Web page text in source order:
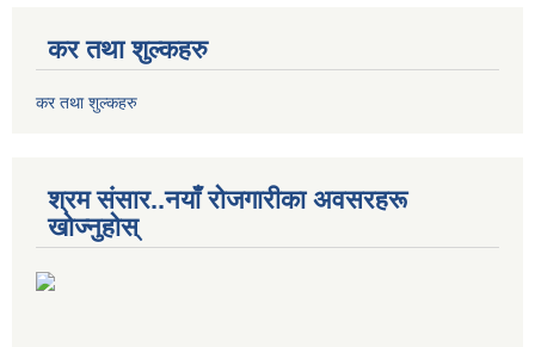
कर तथा शुल्कहरु
कर तथा शुल्कहरु
श्रम संसार..नयाँ रोजगारीका अवसरहरू
खोज्नुहोस्